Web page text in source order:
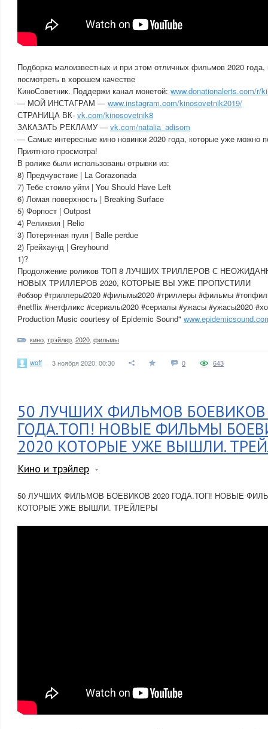
Подборка малоизвестных и при этом отличных фильмов 2020
посмотреть в хорошем качестве
КиноСоветник. Поддержи канал монетой: www.donationalerts.com/r/
— МОЙ ИНСТАГРАМ — www.instagram.com/kinosovetnik2019/
СТРАНИЦА ВК- vk.com/kinosovetnik8
ЗАКАЗАТЬ РЕКЛАМУ — vk.com/natalia_adisom
— Самые интересные кино новинки 2020 года, которые уже можно
Приятного просмотра!
В ролике были использованы отрывки из:
8) Предчувствие | La Corazonada
7) Тебе стоило уйти | You Should Have Left
6) Ломая поверхность | Breaking Surface
5) Форпост | Outpost
4) Реликвия | Relic
3) Потерянная пуля | Balle perdue
2) Грейхаунд | Greyhound
1)?
Продолжение роликов ТОП 8 ЛУЧШИХ ТРИЛЛЕРОВ С
НОВЫХ ТРИЛЛЕРОВ 2020, КОТОРЫЕ ВЫ УЖЕ ПРОПУСТИЛИ
#обзор #триллеры2020 #фильмы2020 #триллеры #фильмы
#netflix #нетфликс #сериалы2020 #сериалы #ужасы #ужасы2020
Production Music courtesy of Epidemic Sound"
кино трэйлер 2020 фильмы
woff 3 ноября 2020, 00:30 0 643
50 ЛУЧШИХ ФИЛЬМОВ БОЕВИКОВ
ГОДА.ТОП! НОВЫЕ ФИЛЬМЫ
2020 КОТОРЫЕ УЖЕ ВЫШЛИ.
Кино и трэйлер
50 ЛУЧШИХ ФИЛЬМОВ БОЕВИКОВ 2020 ГОДА.ТОП! НОВЫЕ
КОТОРЫЕ УЖЕ ВЫШЛИ. ТРЕЙЛЕРЫ